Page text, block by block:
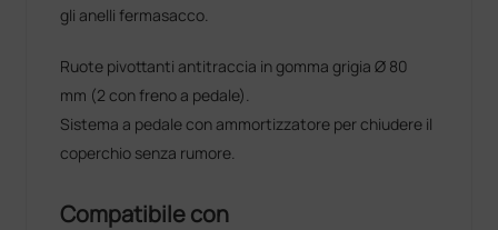
gli anelli fermasacco.
Ruote pivottanti antitraccia in gomma grigia Ø 80
mm (2 con freno a pedale).
Sistema a pedale con ammortizzatore per chiudere il
coperchio senza rumore.
Compatibile con